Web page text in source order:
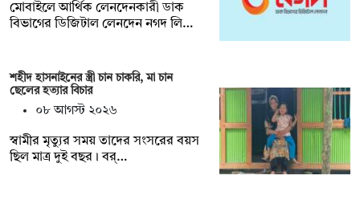
মোবাইলে আর্থিক লেনদেনকারী ডাক
বিভাগের ডিজিটাল লেনদেন নগদ লি…
শহীদ হাসনাইনের স্ত্রী চান চাকরি, মা চান
ছেলের হত্যার বিচার
০৮ আগস্ট ২০২৬
স্বামীর মৃত্যুর সময় তাদের সংসরের বয়স
ছিল মাত্র দুই বছর। বর্…